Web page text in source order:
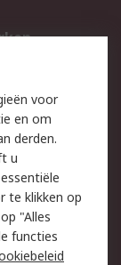
voor
en om
derden.
u
te klikken op
"Alles
functies